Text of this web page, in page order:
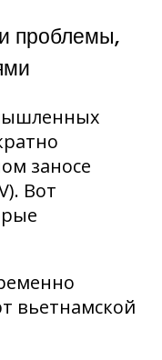
проблемы,
заносе
Вот
вьетнамской